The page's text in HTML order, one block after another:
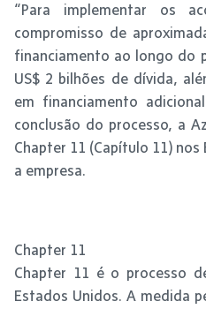
“Para implementar os
compromisso de
financiamento ao longo do
US$ 2 bilhões de dívida,
em financiamento
conclusão do processo, a
Chapter 11 (Capítulo 11)
a empresa.
Chapter 11
Chapter 11 é o processo
Estados Unidos. A medida